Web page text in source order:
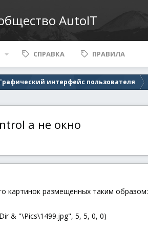
AutoIT
СПРАВКА ПРАВИЛА
интерфейс пользователя
а не окно
картинок размещенных таким образом:
& "\Pics\1499.jpg", 5, 5, 0, 0)